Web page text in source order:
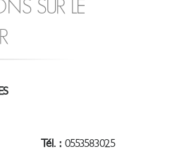
SUR LE
Tél. : 0553583025